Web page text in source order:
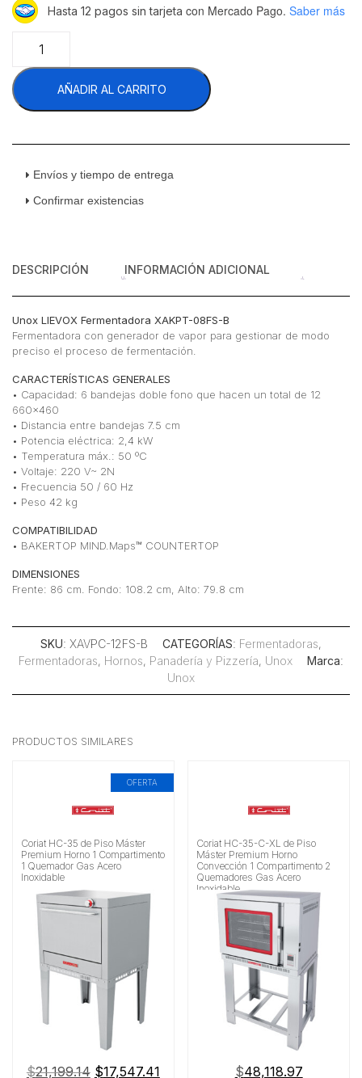
Hasta 12 pagos sin tarjeta con Mercado Pago. Saber más
LIEVOX
Fermentadora
XAVPC-
12FS-
cantidad
AÑADIR AL CARRITO
Envíos y tiempo de entrega
Confirmar existencias
DESCRIPCIÓN INFORMACIÓN ADICIONAL
Unox LIEVOX Fermentadora XAKPT-08FS-B
Fermentadora con generador de vapor para gestionar de modo
preciso el proceso de fermentación.
CARACTERÍSTICAS GENERALES
• Capacidad: 6 bandejas doble fono que hacen un total de 12
660×460
• Distancia entre bandejas 7.5 cm
• Potencia eléctrica: 2,4 kW
• Temperatura máx.: 50 ºC
• Voltaje: 220 V~ 2N
• Frecuencia 50 / 60 Hz
• Peso 42 kg
COMPATIBILIDAD
• BAKERTOP MIND.Maps™ COUNTERTOP
DIMENSIONES
Frente: 86 cm. Fondo: 108.2 cm, Alto: 79.8 cm
SKU: XAVPC-12FS-B CATEGORÍAS: Fermentadoras,
Fermentadoras, Hornos, Panadería y Pizzería, Unox Marca:
Unox
PRODUCTOS SIMILARES
OFERTA
Coriat HC-35 de Piso Máster
Premium Horno 1 Compartimento
1 Quemador Gas Acero
Inoxidable
$21,199.14 El
$17,547.41El
Coriat HC-35-C-XL de Piso
Máster Premium Horno
Convección 1 Compartimento 2
Quemadores Gas Acero
Inoxidable
$48,118.97